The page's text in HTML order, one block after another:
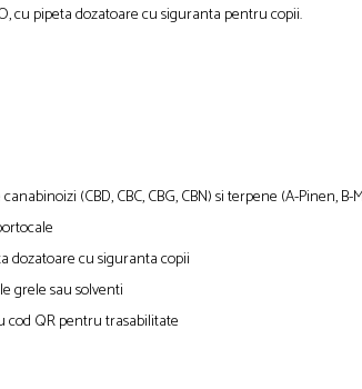
cu pipeta dozatoare cu siguranta pentru copii.
(CBD, CBC, CBG, CBN) si terpene (A-Pinen,
dozatoare cu siguranta copii
grele sau solventi
cod QR pentru trasabilitate